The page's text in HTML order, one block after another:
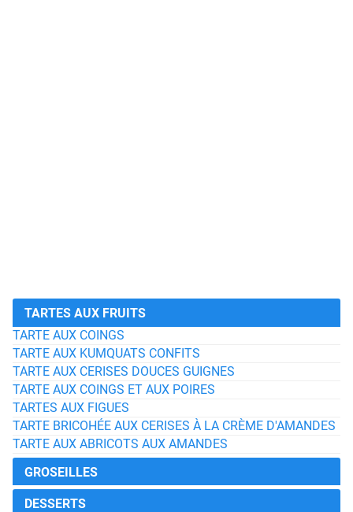
TARTES AUX FRUITS
TARTE AUX COINGS
TARTE AUX KUMQUATS CONFITS
TARTE AUX CERISES DOUCES GUIGNES
TARTE AUX COINGS ET AUX POIRES
TARTES AUX FIGUES
TARTE BRICOHÉE AUX CERISES À LA CRÈME D'AMANDES
TARTE AUX ABRICOTS AUX AMANDES
GROSEILLES
DESSERTS